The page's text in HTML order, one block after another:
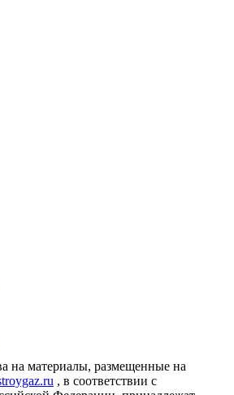
на материалы, размещенные на
, в соответствии с